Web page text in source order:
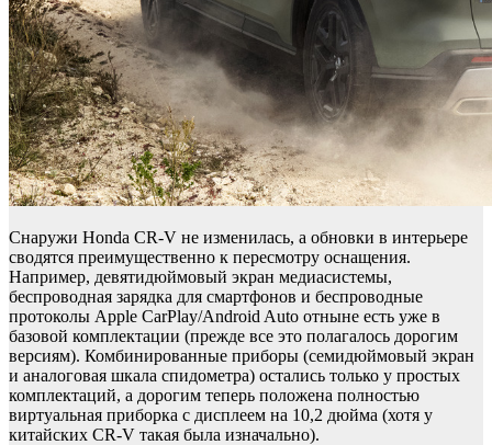
Снаружи Honda CR-V не изменилась, а обновки в интерьере
сводятся преимущественно к пересмотру оснащения.
Например, девятидюймовый экран медиасистемы,
беспроводная зарядка для смартфонов и беспроводные
протоколы Apple CarPlay/Android Auto отныне есть уже в
базовой комплектации (прежде все это полагалось дорогим
версиям). Комбинированные приборы (семидюймовый экран
и аналоговая шкала спидометра) остались только у простых
комплектаций, а дорогим теперь положена полностью
виртуальная приборка с дисплеем на 10,2 дюйма (хотя у
китайских CR-V такая была изначально).